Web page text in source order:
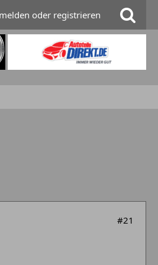
oder registrieren
#21